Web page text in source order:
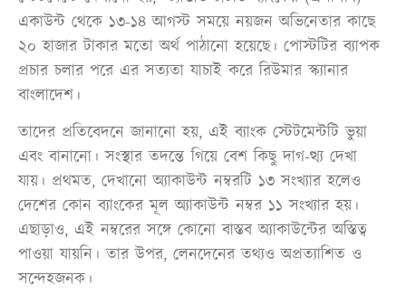
একাউন্ট থেকে ১৩-১৪ আগস্ট সময়ে নয়জন অভিনেতার কাছে
২০ হাজার টাকার মতো অর্থ পাঠানো হয়েছে। পোস্টটির ব্যাপক
প্রচার চলার পরে এর সত্যতা যাচাই করে রিউমার স্ক্যানার
বাংলাদেশ।
তাদের প্রতিবেদনে জানানো হয়, এই ব্যাংক স্টেটমেন্টটি ভুয়া
এবং বানানো। সংস্থার তদন্তে গিয়ে বেশ কিছু দাগ-ত্থ্য দেখা
যায়। প্রথমত, দেখানো অ্যাকাউন্ট নম্বরটি ১৩ সংখ্যার হলেও
দেশের কোন ব্যাংকের মূল অ্যাকাউন্ট নম্বর ১১ সংখ্যার হয়।
এছাড়াও, এই নম্বরের সঙ্গে কোনো বাস্তব অ্যাকাউন্টের অস্তিত্ব
পাওয়া যায়নি। তার উপর, লেনদেনের তথ্যও অপ্রত্যাশিত ও
সন্দেহজনক।